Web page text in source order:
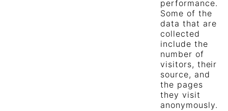
performance.
Some of the
data that are
collected
include the
number of
visitors, their
source, and
the pages
they visit
anonymously.